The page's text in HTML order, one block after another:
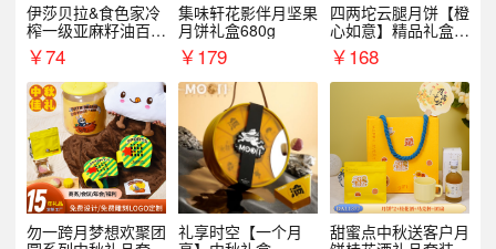
伊莎贝拉&食色家冷
榨一级亚麻籽油百紫
千红500ml*2礼盒
￥74
集味轩花影伴月坚果
月饼礼盒680g
￥179
四两坨云腿月饼【橙
心如意】精品礼盒4
50g/盒
￥168
勿一跨月梦想欢聚团 礼享时空【一个月
甜蜜点中秋送客户月